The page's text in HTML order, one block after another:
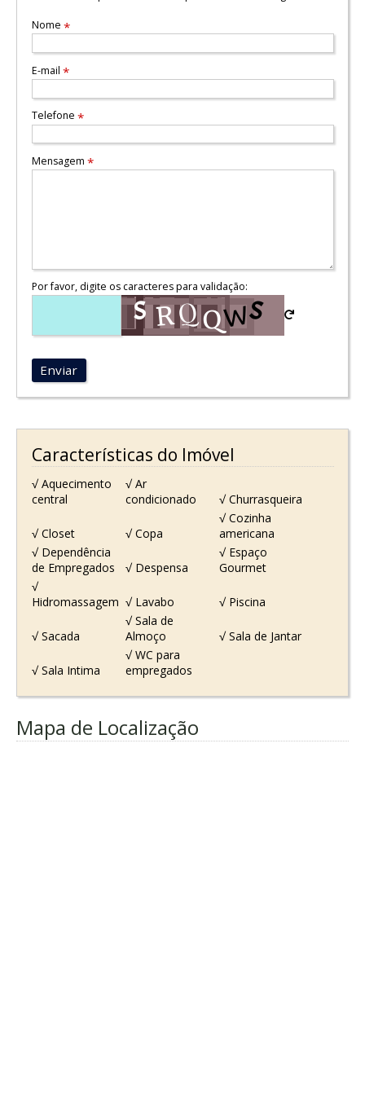
Nome *
E-mail *
Telefone *
Mensagem *
Por favor, digite os caracteres para validação:
Enviar
Características do Imóvel
√ Aquecimento
central
√ Ar
condicionado
√ Churrasqueira
√ Closet √ Copa
√ Cozinha
americana
√ Dependência
de Empregados
√ Despensa
√ Espaço
Gourmet
√
Hidromassagem √ Lavabo √ Piscina
√ Sacada
√ Sala de
Almoço
√ Sala de Jantar
√ Sala Intima
√ WC para
empregados
Mapa de Localização